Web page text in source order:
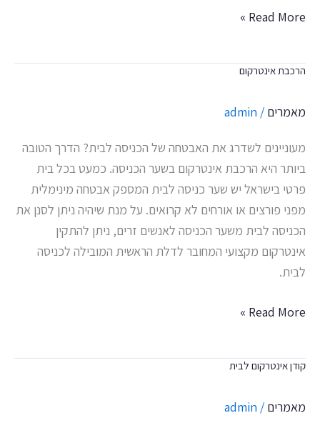
Read More »
הרכבת אינטרקום
מאמרים /
admin
מעוניינים לשדרג את האבטחה של הכניסה לבית? הדרך הטובה
ביותר היא הרכבת אינטרקום בשער הכניסה. כמעט בכל בית
פרטי בישראל יש שער כניסה לבית המספק אבטחה מינימלית
מפני פורצים או אורחים לא קרואים. על מנת שיהיה ניתן לסנן את
הכניסה לבית משער הכניסה לאנשים זרים, ניתן להתקין
אינטרקום מקצועי המחובר לדלת הראשית המובילה לכניסה
לבית.
הרכבת
Read More »
קודן אינטרקום לבית
מאמרים /
admin
קודן
לבית